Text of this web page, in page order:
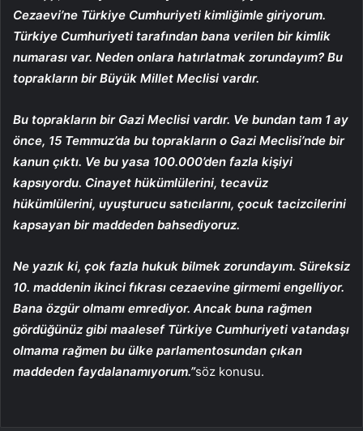
Cezaevi’ne Türkiye Cumhuriyeti kimliğimle giriyorum.
Türkiye Cumhuriyeti tarafından bana verilen bir kimlik
numarası var. Neden onlara hatırlatmak zorundayım? Bu
toprakların bir Büyük Millet Meclisi vardır.
Bu toprakların bir Gazi Meclisi vardır. Ve bundan tam 1 ay
önce, 15 Temmuz’da bu toprakların o Gazi Meclisi’nde bir
kanun çıktı. Ve bu yasa 100.000’den fazla kişiyi
kapsıyordu. Cinayet hükümlülerini, tecavüz
hükümlülerini, uyuşturucu satıcılarını, çocuk tacizcilerini
kapsayan bir maddeden bahsediyoruz.
Ne yazık ki, çok fazla hukuk bilmek zorundayım. Süreksiz
10. maddenin ikinci fıkrası cezaevine girmemi engelliyor.
Bana özgür olmamı emrediyor. Ancak buna rağmen
gördüğünüz gibi maalesef Türkiye Cumhuriyeti vatandaşı
olmama rağmen bu ülke parlamentosundan çıkan
maddeden faydalanamıyorum.”söz konusu.